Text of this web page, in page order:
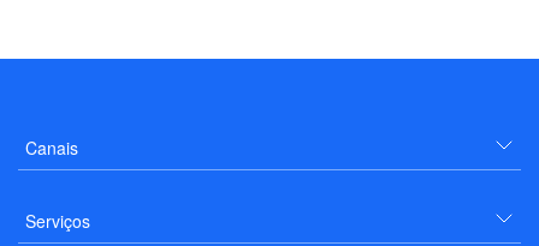
Canais
Serviços